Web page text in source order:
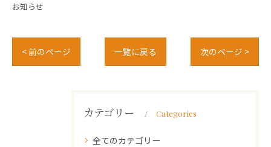
お知らせ
< 前のページ 一覧に戻る 次のページ >
カテゴリー Categories
全てのカテゴリー